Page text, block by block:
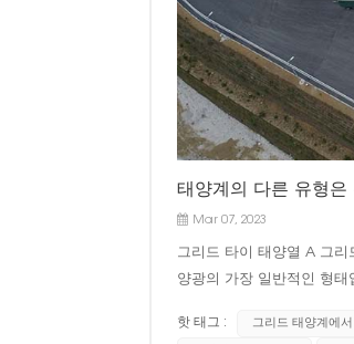
태양계의 다른 유형은
Mar 07, 2023
그리드 타이 태양열 A 그리
양광의 가장 일반적인 형
정전 시 연결이 끊어집니다
핫 태그 : 그리드 태양계에서